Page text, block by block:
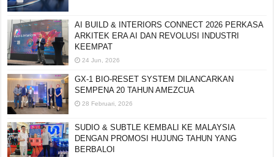
AI BUILD & INTERIORS CONNECT 2026 PERKASA
ARKITEK ERA AI DAN REVOLUSI INDUSTRI
KEEMPAT
24 Jun, 2026
GX-1 BIO-RESET SYSTEM DILANCARKAN
SEMPENA 20 TAHUN AMEZCUA
28 Februari, 2026
SUDIO & SUBTLE KEMBALI KE MALAYSIA
DENGAN PROMOSI HUJUNG TAHUN YANG
BERBALOI